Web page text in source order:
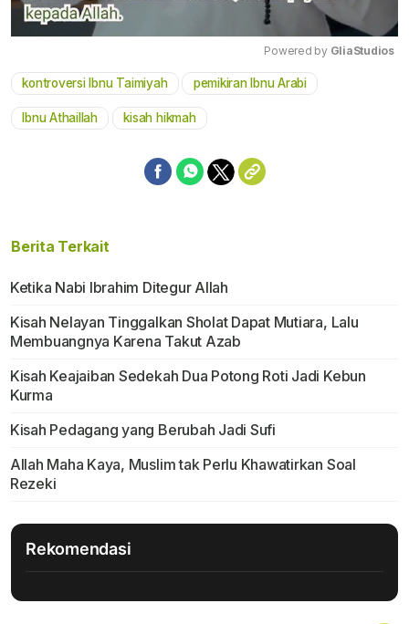
Powered by GliaStudios
kontroversi Ibnu Taimiyah pemikiran Ibnu Arabi
Ibnu Athaillah kisah hikmah
Berita Terkait
Ketika Nabi Ibrahim Ditegur Allah
Kisah Nelayan Tinggalkan Sholat Dapat Mutiara, Lalu
Membuangnya Karena Takut Azab
Kisah Keajaiban Sedekah Dua Potong Roti Jadi Kebun
Kurma
Kisah Pedagang yang Berubah Jadi Sufi
Allah Maha Kaya, Muslim tak Perlu Khawatirkan Soal
Rezeki
Rekomendasi